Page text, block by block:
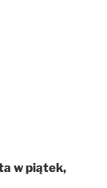
w piątek,